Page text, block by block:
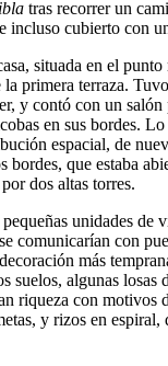
tras recorrer un
incluso cubierto con
situada en el
primera terraza.
y contó con un
en sus bordes.
espacial, de
bordes, que estaba
dos altas torres.
unidades de
comunicarían con
más
suelos, algunas losas
riqueza con motivos
y rizos en espiral,